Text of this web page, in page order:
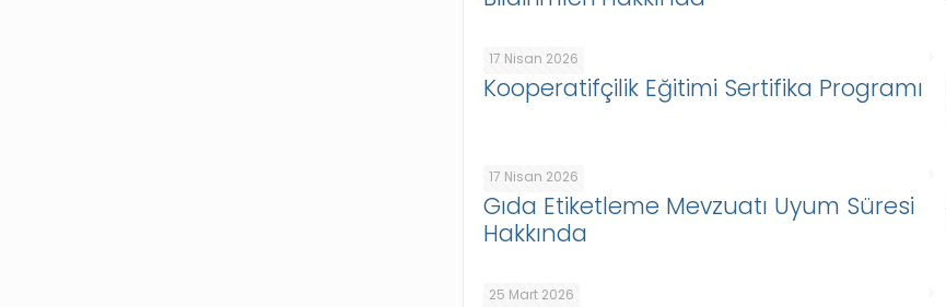
17 Nisan 2026
Kooperatifçilik Eğitimi Sertifika Programı
17 Nisan 2026
Gıda Etiketleme Mevzuatı Uyum Süresi
Hakkında
25 Mart 2026